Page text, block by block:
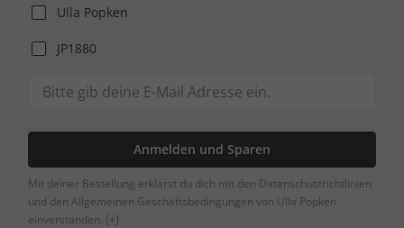
Ulla Popken
JP1880
Anmelden und Sparen
Mit deiner Bestellung erklärst du dich mit den Datenschutzrichtlinien
und den Allgemeinen Geschäftsbedingungen von Ulla Popken
einverstanden. [+]